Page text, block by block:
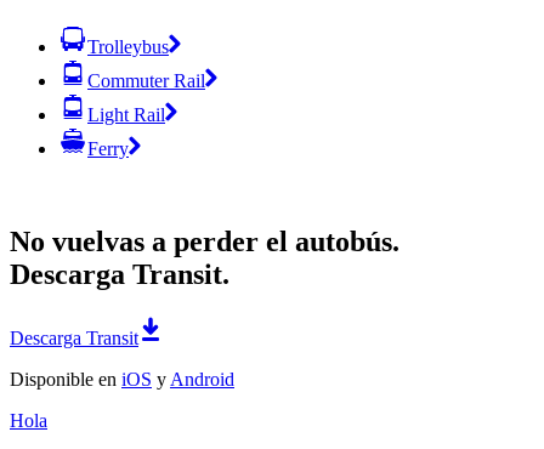
Trolleybus
Commuter Rail
Light Rail
Ferry
No vuelvas a perder el autobús.
Descarga Transit.
Descarga Transit
Disponible en iOS y Android
Hola